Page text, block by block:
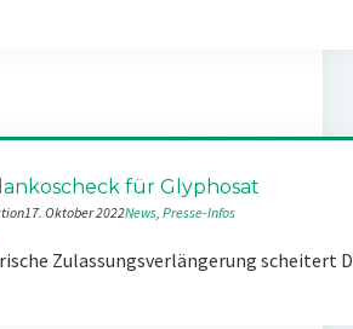
für Glyphosat
17. Oktober 2022News, Presse-Infos
Zulassungsverlängerung scheitert